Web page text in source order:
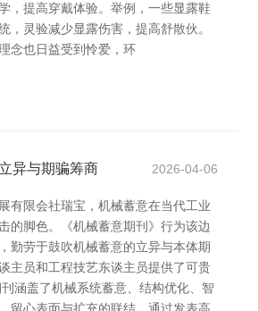
，提高穿戴体验。举例，一些显露鞋
，灵验减少显露伤害，提高舒散伙。
念也日益受到怜爱，环
异与期骗筹商 2026-04-06
有限会社瑞宝，机械蓄意在当代工业
的脚色。《机械蓄意期刊》行为该边
勤劳于鼓吹机械蓄意的立异与本体期
主员和工程技艺东谈主员提供了可贵
涵盖了机械系统蓄意、结构优化、智